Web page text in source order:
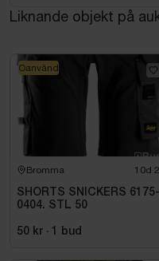
Liknande objekt på
Bromma 10d
SHORTS SNICKERS 6175-
0404. STL 50
50 kr · 1 bud
Oanvänd